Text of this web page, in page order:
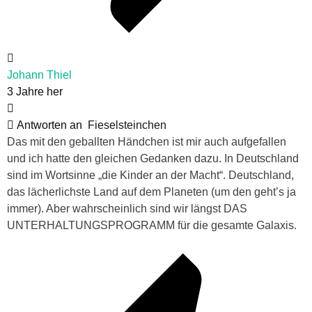
Johann Thiel
3 Jahre her
Antworten an
Fieselsteinchen
Das mit den geballten Händchen ist mir auch aufgefallen
und ich hatte den gleichen Gedanken dazu. In Deutschland
sind im Wortsinne „die Kinder an der Macht“. Deutschland,
das lächerlichste Land auf dem Planeten (um den geht’s ja
immer). Aber wahrscheinlich sind wir längst DAS
UNTERHALTUNGSPROGRAMM für die gesamte Galaxis.